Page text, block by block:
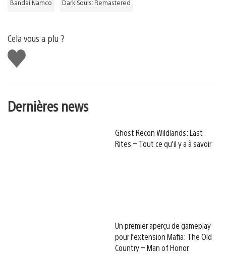
Bandai Namco Dark Souls: Remastered
Cela vous a plu ?
J'aime
Dernières news
Ghost Recon Wildlands: Last
Rites – Tout ce qu’il y a à savoir
Un premier aperçu de gameplay
pour l’extension Mafia: The Old
Country – Man of Honor